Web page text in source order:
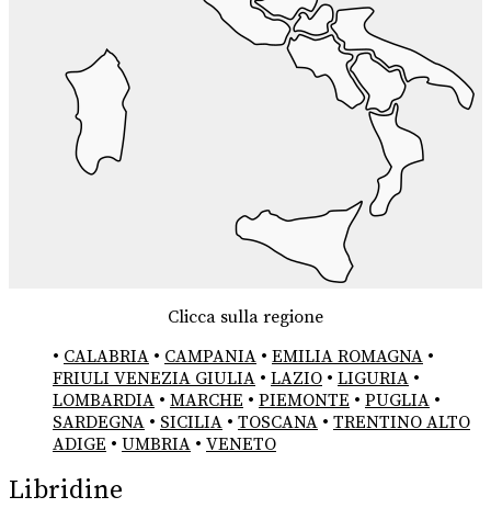
Clicca sulla regione
• CALABRIA • CAMPANIA • EMILIA ROMAGNA •
FRIULI VENEZIA GIULIA • LAZIO • LIGURIA •
LOMBARDIA • MARCHE • PIEMONTE • PUGLIA •
SARDEGNA • SICILIA • TOSCANA • TRENTINO ALTO
ADIGE • UMBRIA • VENETO
Libridine